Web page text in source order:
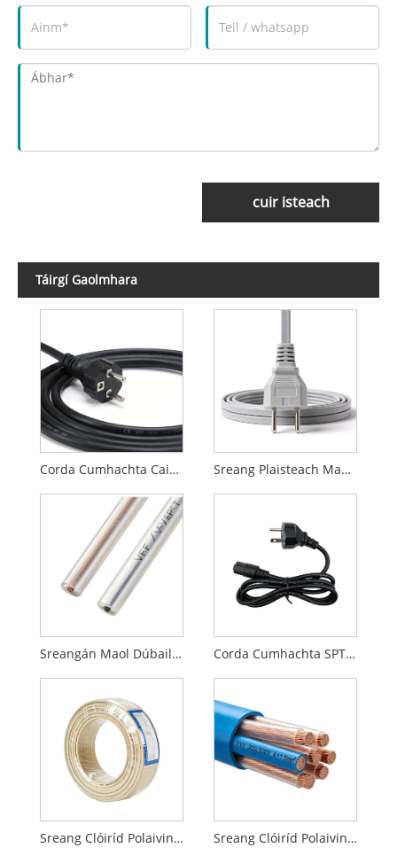
cuir isteach
Táirgí Gaolmhara
Corda Cumhachta Caighdeánach Eorpach CE Sreang Plaisteach Maol Caighdeánach Eorpach
Sreangán Maol Dúbailte Inslithe PVC ar stíl na Seapáine (VFF/VHF) Corda Cumhachta SPT Caighdeánach Meiriceánach
Sreang Clóiríd Polaivinile Dhíon HVV Sreang Clóiríd Polaivinile RVV